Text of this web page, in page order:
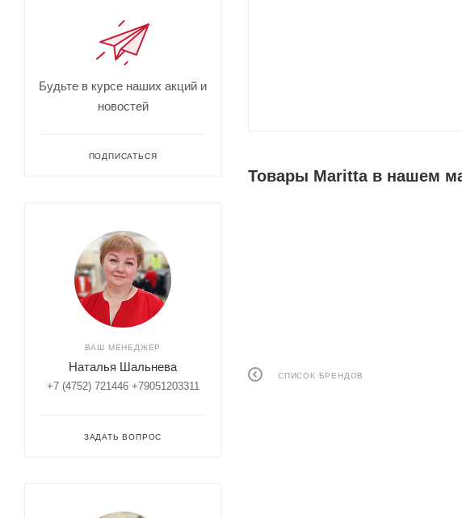
Товары Maritta в нашем
СПИСОК БРЕНДОВ
Будьте в курсе наших акций и
новостей
ПОДПИСАТЬСЯ
ВАШ МЕНЕДЖЕР
Наталья Шальнева
+7 (4752) 721446 +79051203311
ЗАДАТЬ ВОПРОС